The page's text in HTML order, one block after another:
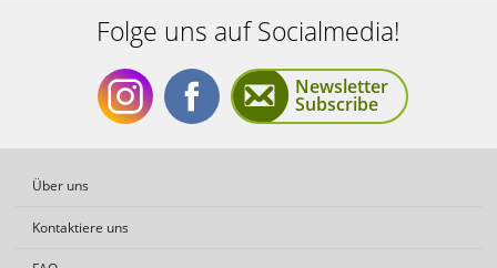
Folge uns auf Socialmedia!
FolgeFolge
Newsletter
Subscribe
Über uns
Kontaktiere uns